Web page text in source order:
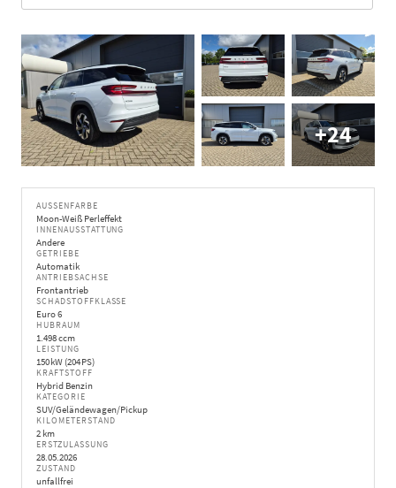
+24
AUSSENFARBE
Moon-Weiß Perleffekt
INNENAUSSTATTUNG
Andere
GETRIEBE
Automatik
ANTRIEBSACHSE
Frontantrieb
SCHADSTOFFKLASSE
Euro 6
HUBRAUM
1.498 ccm
LEISTUNG
150 kW (204 PS)
KRAFTSTOFF
Hybrid Benzin
KATEGORIE
SUV/Geländewagen/Pickup
KILOMETERSTAND
2 km
ERSTZULASSUNG
28.05.2026
ZUSTAND
unfallfrei